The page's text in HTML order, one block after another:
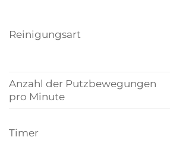
Reinigungsart
Anzahl der Putzbewegungen
pro Minute
Timer